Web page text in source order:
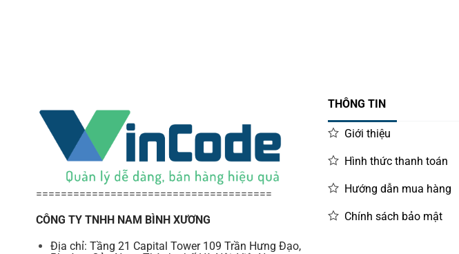
======================================
CÔNG TY TNHH NAM BÌNH XƯƠNG
Địa chỉ: Tầng 21 Capital Tower 109 Trần Hưng Đạo,
THÔNG TIN
Giới thiệu
Hình thức thanh toán
Hướng dẫn mua hàng
Chính sách bảo mật